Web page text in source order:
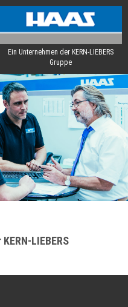
Ein Unternehmen der KERN-LIEBERS
Gruppe
LIEBERS